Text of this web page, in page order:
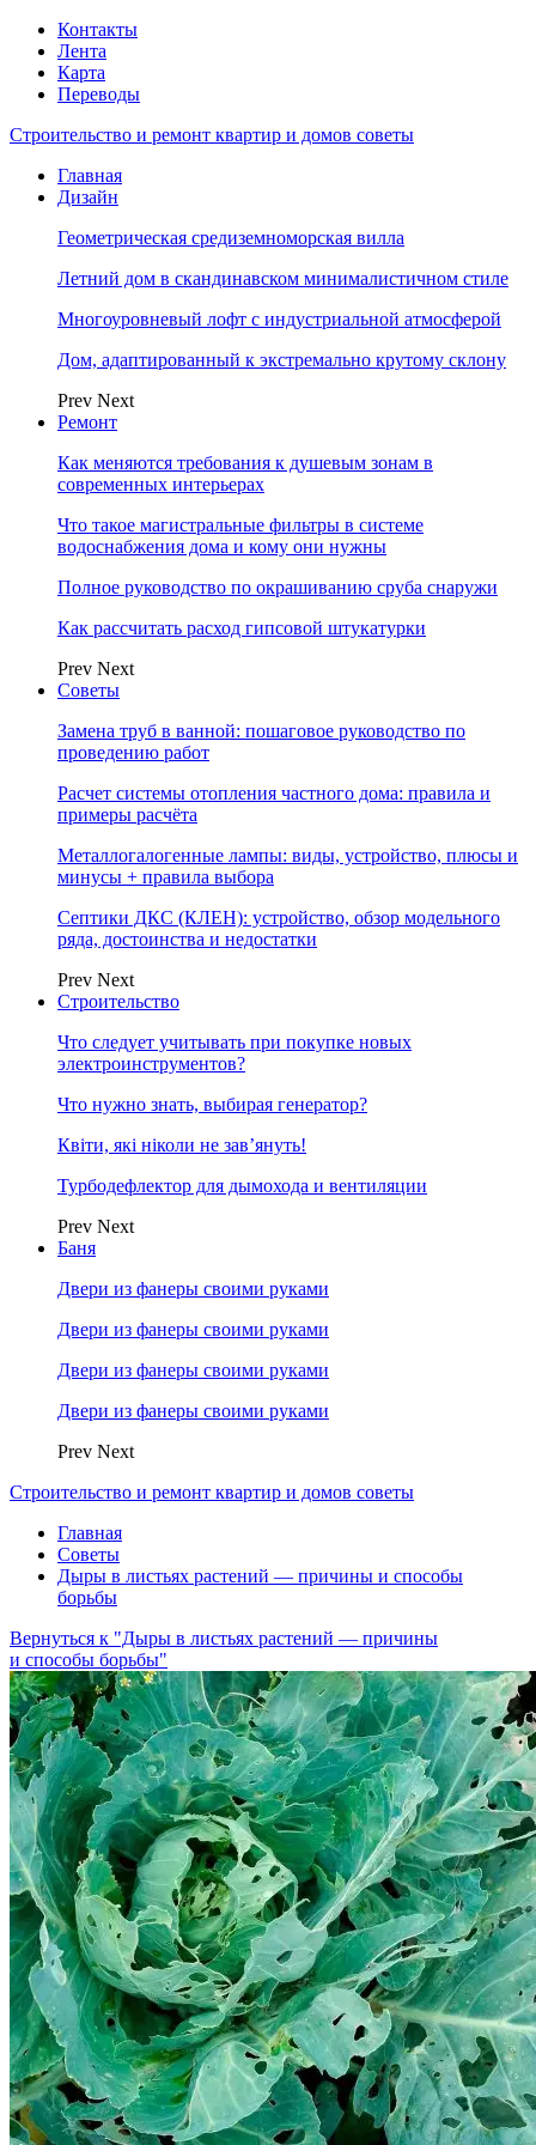
Контакты
Лента
Карта
Переводы
Строительство и ремонт квартир и домов советы
Главная
Дизайн
Геометрическая средиземноморская вилла
Летний дом в скандинавском минималистичном стиле
Многоуровневый лофт с индустриальной атмосферой
Дом, адаптированный к экстремально крутому склону
Prev Next
Ремонт
Как меняются требования к душевым зонам в
современных интерьерах
Что такое магистральные фильтры в системе
водоснабжения дома и кому они нужны
Полное руководство по окрашиванию сруба снаружи
Как рассчитать расход гипсовой штукатурки
Prev Next
Советы
Замена труб в ванной: пошаговое руководство по
проведению работ
Расчет системы отопления частного дома: правила и
примеры расчёта
Металлогалогенные лампы: виды, устройство, плюсы и
минусы + правила выбора
Септики ДКС (КЛЕН): устройство, обзор модельного
ряда, достоинства и недостатки
Prev Next
Строительство
Что следует учитывать при покупке новых
электроинструментов?
Что нужно знать, выбирая генератор?
Квіти, які ніколи не зав’януть!
Турбодефлектор для дымохода и вентиляции
Prev Next
Баня
Двери из фанеры своими руками
Двери из фанеры своими руками
Двери из фанеры своими руками
Двери из фанеры своими руками
Prev Next
Строительство и ремонт квартир и домов советы
Главная
Советы
Дыры в листьях растений — причины и способы
борьбы
Вернуться к "Дыры в листьях растений — причины
и способы борьбы"